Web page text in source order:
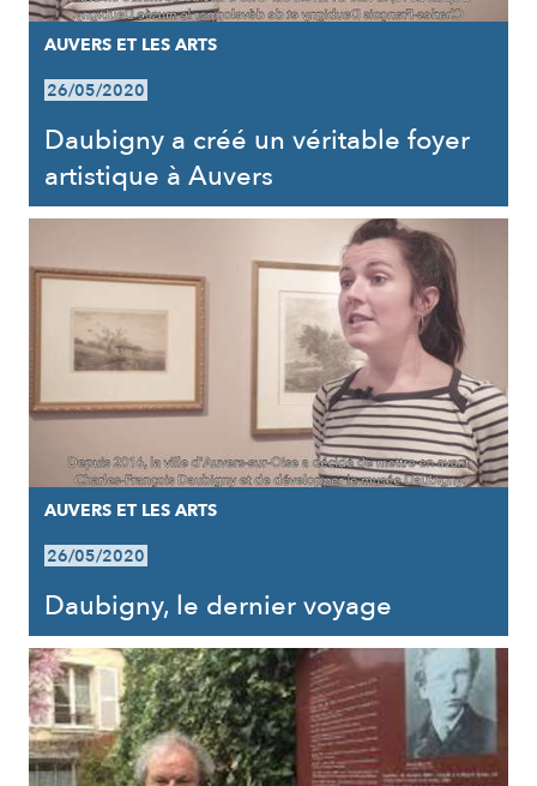
AUVERS ET LES ARTS
26/05/2020
Daubigny a créé un véritable foyer
artistique à Auvers
AUVERS ET LES ARTS
26/05/2020
Daubigny, le dernier voyage